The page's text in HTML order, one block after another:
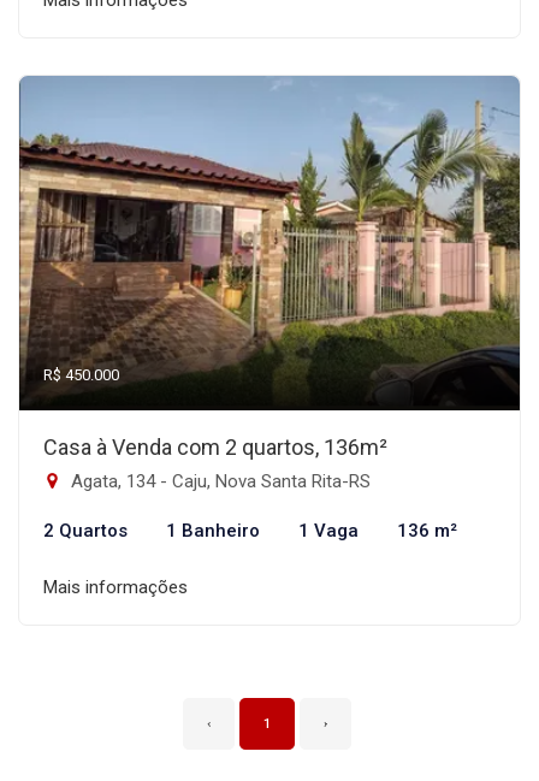
R$ 450.000
Casa à Venda com 2 quartos, 136m²
Agata, 134 - Caju, Nova Santa Rita-RS
2 Quartos 1 Banheiro 1 Vaga 136 m²
Mais informações
‹ 1 ›